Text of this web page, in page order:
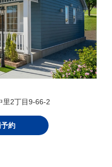
里2丁目9-66-2
約